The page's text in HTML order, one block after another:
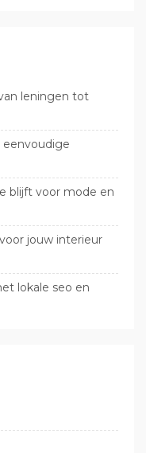
leningen tot
eenvoudige
blijft voor mode en
jouw interieur
lokale seo en